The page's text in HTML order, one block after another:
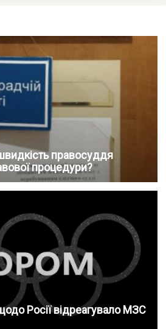
правосуддя
процедури?
Росії відреагувало МЗС